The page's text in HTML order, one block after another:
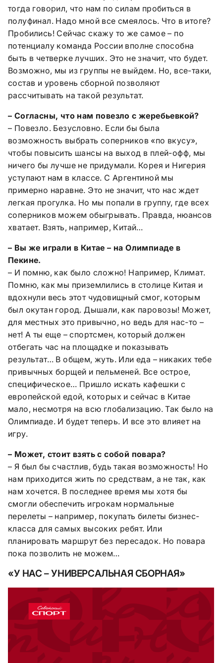
тогда говорил, что нам по силам пробиться в
полуфинал. Надо мной все смеялось. Что в итоге?
Пробились! Сейчас скажу то же самое – по
потенциалу команда России вполне способна
быть в четверке лучших. Это не значит, что будет.
Возможно, мы из группы не выйдем. Но, все-таки,
состав и уровень сборной позволяют
рассчитывать на такой результат.
– Согласны, что нам повезло с жеребьевкой?
– Повезло. Безусловно. Если бы была
возможность выбрать соперников «по вкусу»,
чтобы повысить шансы на выход в плей-офф, мы
ничего бы лучше не придумали. Корея и Нигерия
уступают нам в классе. С Аргентиной мы
примерно наравне. Это не значит, что нас ждет
легкая прогулка. Но мы попали в группу, где всех
соперников можем обыгрывать. Правда, нюансов
хватает. Взять, например, Китай…
– Вы же играли в Китае – на Олимпиаде в
Пекине.
– И помню, как было сложно! Например, Климат.
Помню, как мы приземлились в столице Китая и
вдохнули весь этот чудовищный смог, которым
был окутан город. Дышали, как паровозы! Может,
для местных это привычно, но ведь для нас-то –
нет! А ты еще – спортсмен, который должен
отбегать час на площадке и показывать
результат… В общем, жуть. Или еда – никаких тебе
привычных борщей и пельменей. Все острое,
специфическое… Пришло искать кафешки с
европейской едой, которых и сейчас в Китае
мало, несмотря на всю глобализацию. Так было на
Олимпиаде. И будет теперь. И все это влияет на
игру.
– Может, стоит взять с собой повара?
– Я был бы счастлив, будь такая возможность! Но
нам приходится жить по средствам, а не так, как
нам хочется. В последнее время мы хотя бы
смогли обеспечить игрокам нормальные
перелеты – например, покупать билеты бизнес-
класса для самых высоких ребят. Или
планировать маршрут без пересадок. Но повара
пока позволить не можем…
«У НАС – УНИВЕРСАЛЬНАЯ СБОРНАЯ»